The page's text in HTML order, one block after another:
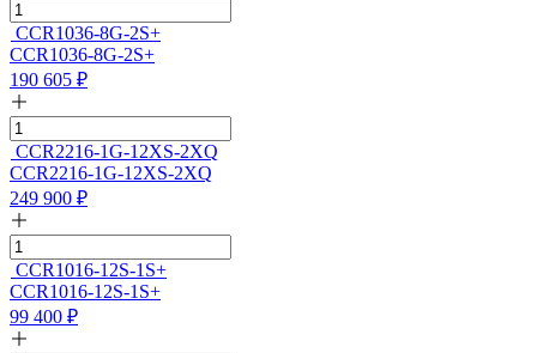
CCR1036-8G-2S+
CCR1036-8G-2S+
190 605 ₽
CCR2216-1G-12XS-2XQ
CCR2216-1G-12XS-2XQ
249 900 ₽
CCR1016-12S-1S+
CCR1016-12S-1S+
99 400 ₽